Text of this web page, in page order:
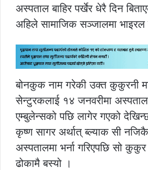
अस्पताल बाहिर पर्खेर धेरै दिन
अहिले सामाजिक सञ्जालमा
बोनकुक नाम गरेकी उक्त कुकुरनी
सेन्टुरकलाई १४ जनवरीमा
एम्बुलेन्सको पछि लागेर गएको
कृष्ण सागर अर्थात् ब्ल्याक सी
अस्पतालमा भर्ना गरिएपछि सो
ढोकामै बस्यो ।